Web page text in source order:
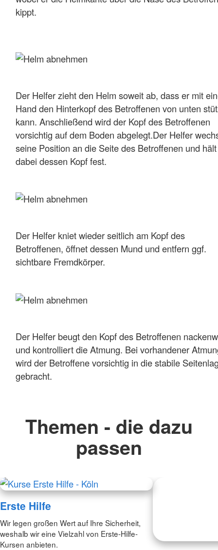
kippt.
Der Helfer zieht den Helm soweit ab, dass er mit
Hand den Hinterkopf des Betroffenen von unten
kann. Anschließend wird der Kopf des Betroffenen
vorsichtig auf dem Boden abgelegt.Der Helfer
seine Position an die Seite des Betroffenen und hält
dabei dessen Kopf fest.
Der Helfer kniet wieder seitlich am Kopf des
Betroffenen, öffnet dessen Mund und entfern ggf.
sichtbare Fremdkörper.
Der Helfer beugt den Kopf des Betroffenen
und kontrolliert die Atmung. Bei vorhandener
wird der Betroffene vorsichtig in die stabile
gebracht.
Themen - die dazu
passen
Erste Hilfe
Wir legen großen Wert auf Ihre Sicherheit,
weshalb wir eine Vielzahl von Erste-Hilfe-
Kursen anbieten.